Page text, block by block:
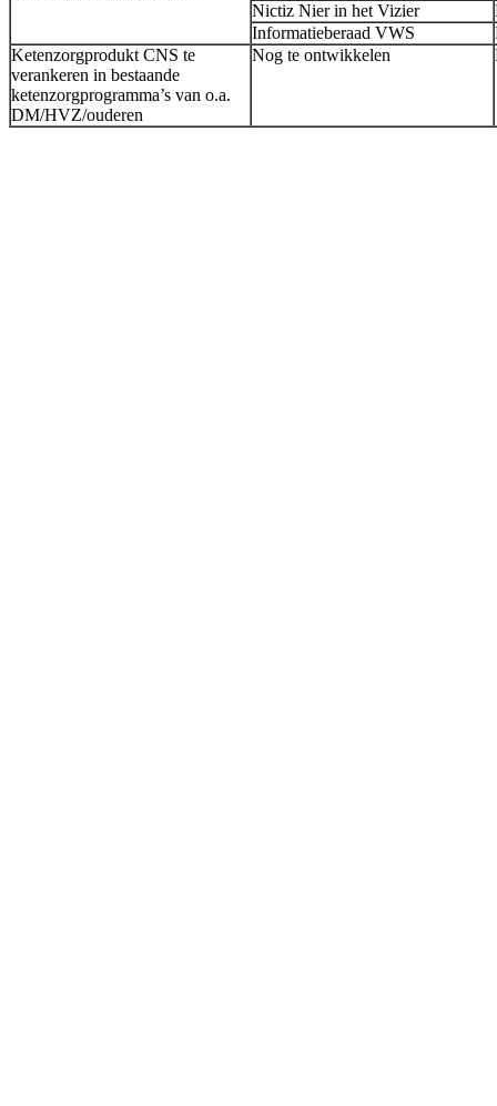
Nictiz Nier in het Vizier
Informatieberaad VWS
Ketenzorgprodukt CNS te
verankeren in bestaande
ketenzorgprogramma’s van o.a.
DM/HVZ/ouderen
Nog te ontwikkelen